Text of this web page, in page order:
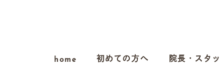
home 初めての方へ 院長・ スタ